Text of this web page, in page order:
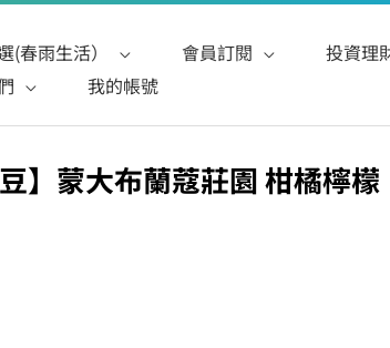
(春雨生活） 會員訂閱 投資理
我的帳號
】蒙大布蘭蔻莊園 柑橘檸
。
目
前